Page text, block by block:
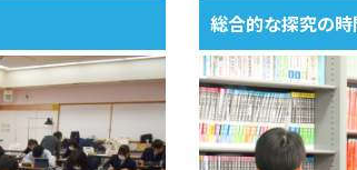
総合的な探究の